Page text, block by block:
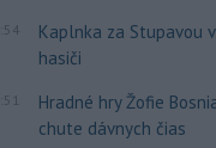
Kaplnka za Stupavou
hasiči
Hradné hry Žofie
chute dávnych čias